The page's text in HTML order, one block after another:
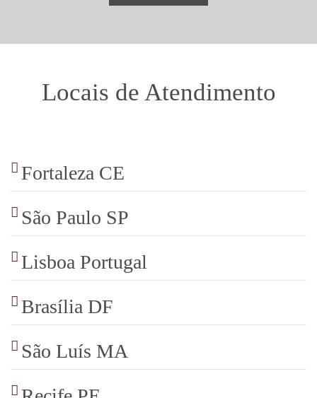
Locais de Atendimento
Fortaleza CE
São Paulo SP
Lisboa Portugal
Brasília DF
São Luís MA